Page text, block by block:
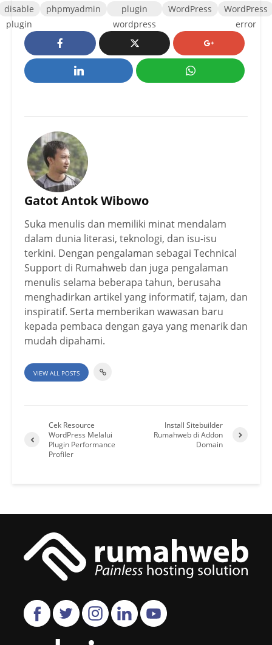
disable
plugin
phpmyadmin
plugin
wordpress
WordPress
WordPress
error
Gatot Antok Wibowo
Suka menulis dan memiliki minat mendalam
dalam dunia literasi, teknologi, dan isu-isu
terkini. Dengan pengalaman sebagai Technical
Support di Rumahweb dan juga pengalaman
menulis selama beberapa tahun, berusaha
menghadirkan artikel yang informatif, tajam, dan
inspiratif. Serta memberikan wawasan baru
kepada pembaca dengan gaya yang menarik dan
mudah dipahami.
VIEW ALL POSTS
Cek Resource
WordPress Melalui
Plugin Performance
Profiler
Install Sitebuilder
Rumahweb di Addon
Domain